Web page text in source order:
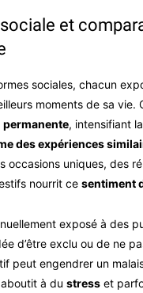
et
sociales, chacun
moments de sa vie.
, intensifiant la
des expériences
occasions uniques, des
nourrit ce sentiment
exposé à des
d’être exclu ou de ne
peut engendrer un
à du stress et